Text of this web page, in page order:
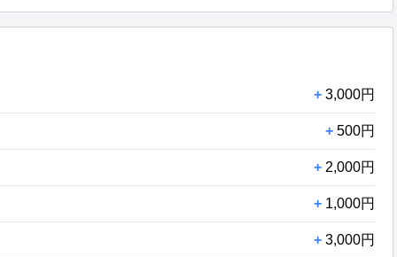
+ 3,000円
+ 500円
+ 2,000円
+ 1,000円
+ 3,000円